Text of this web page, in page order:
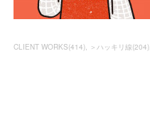
CLIENT WORKS(414) ＞ハッキリ線(204)